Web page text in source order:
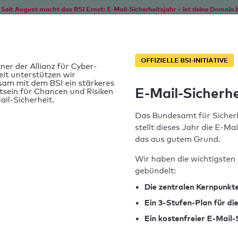
Seit August macht das BSI Ernst: E-Mail-Sicherheitsjahr – ist deine Domain
Syntaxprüfung: 0 Fehler
der Allianz für Cyber-
unterstützen wir
mit dem BSI ein stärkeres
für Chancen und Risiken
Sicherheit.
OFFIZIELLE BSI-INITIATIVE
E-Mail-
Das Bundesamt für
stellt dieses Jahr die E-
das aus gutem Grund.
Wir haben die
gebündelt:
Die zentralen
Ein 3-Stufen-Plan für
Ein kostenfreier E-Mail-